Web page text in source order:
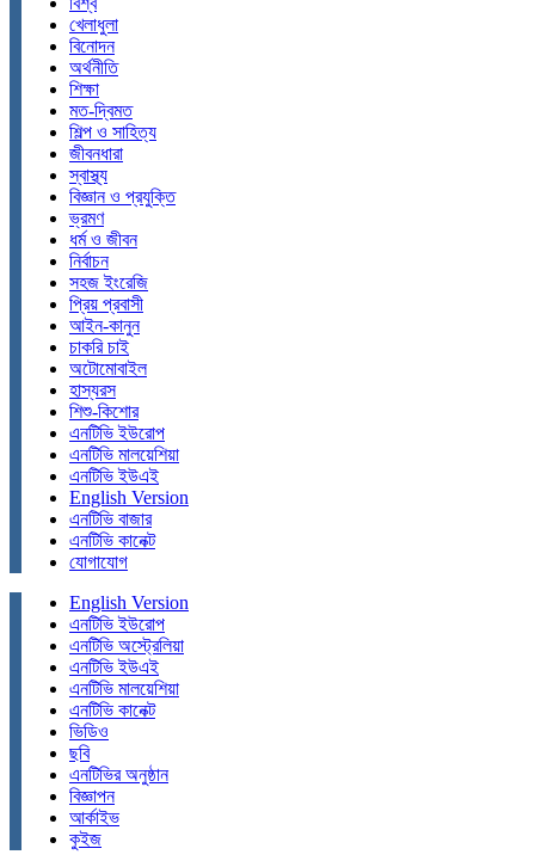
খেলাধুলা
বিনোদন
অর্থনীতি
শিক্ষা
মত-দ্বিমত
শিল্প ও সাহিত্য
জীবনধারা
স্বাস্থ্য
বিজ্ঞান ও প্রযুক্তি
ভ্রমণ
ধর্ম ও জীবন
নির্বাচন
সহজ ইংরেজি
প্রিয় প্রবাসী
আইন-কানুন
চাকরি চাই
অটোমোবাইল
হাস্যরস
শিশু-কিশোর
এনটিভি ইউরোপ
এনটিভি মালয়েশিয়া
এনটিভি ইউএই
English Version
এনটিভি বাজার
এনটিভি কানেক্ট
যোগাযোগ
English Version
এনটিভি ইউরোপ
এনটিভি অস্ট্রেলিয়া
এনটিভি ইউএই
এনটিভি মালয়েশিয়া
এনটিভি কানেক্ট
ভিডিও
ছবি
এনটিভির অনুষ্ঠান
বিজ্ঞাপন
আর্কাইভ
কুইজ